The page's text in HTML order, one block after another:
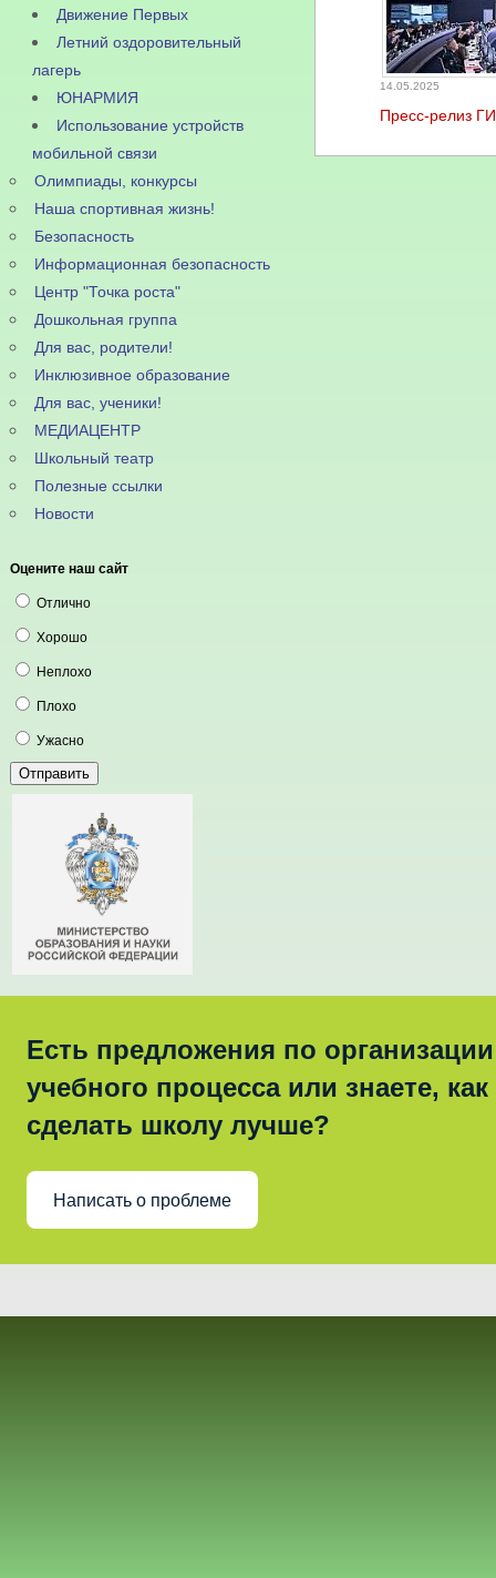
Движение Первых
Летний оздоровительный
лагерь
ЮНАРМИЯ
Использование устройств
мобильной связи
Олимпиады, конкурсы
Наша спортивная жизнь!
Безопасность
Информационная безопасность
Центр "Точка роста"
Дошкольная группа
Для вас, родители!
Инклюзивное образование
Для вас, ученики!
МЕДИАЦЕНТР
Школьный театр
Полезные ссылки
Новости
Оцените наш сайт
Отлично
Хорошо
Неплохо
Плохо
Ужасно
14.05.2025
Пресс-релиз
Есть предложения по организации
учебного процесса или знаете, как
сделать школу лучше?
Написать о проблеме